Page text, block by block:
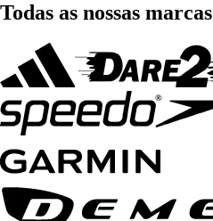
Todas as nossas marcas